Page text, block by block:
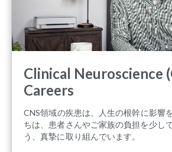
Clinical Neuroscience
Careers
CNS領域の疾患は、人生の根幹に影響
ちは、患者さんやご家族の負担を少し
う、真摯に取り組んでいます。